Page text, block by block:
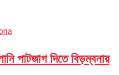
পাটজাগ দিতে বিড়ম্বনায়